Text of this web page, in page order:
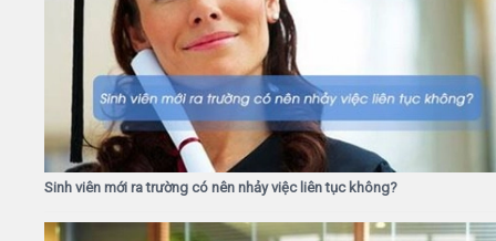
Sinh viên mới ra trường có nên nhảy việc liên tục không?